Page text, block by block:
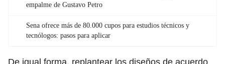
empalme de Gustavo Petro
Sena ofrece más de 80.000 cupos para estudios técnicos y
tecnólogos: pasos para aplicar
De igual forma, replantear los diseños de acuerdo